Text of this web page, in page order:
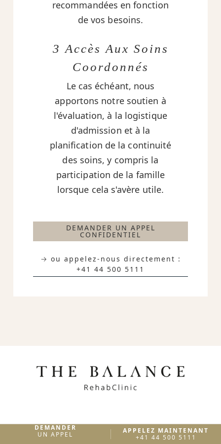
recommandées en fonction
de vos besoins.
3 Accès Aux Soins
Coordonnés
Le cas échéant, nous
apportons notre soutien à
l'évaluation, à la logistique
d'admission et à la
planification de la continuité
des soins, y compris la
participation de la famille
lorsque cela s'avère utile.
DEMANDER UN APPEL
CONFIDENTIEL
→ ou appelez-nous directement :
+41 44 500 5111
Aperçu Du Traitement
DEMANDER
UN APPEL
APPELEZ MAINTENANT
+41 44 500 5111